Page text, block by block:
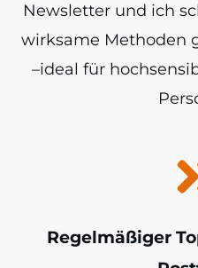
Newsletter und ich
wirksame Methoden
–ideal für
Regelmäßiger